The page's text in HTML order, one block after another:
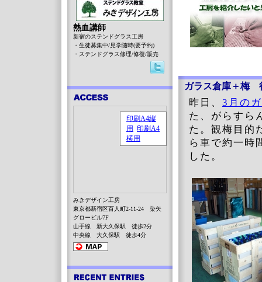
ガラス倉庫＋梅
昨日、 3月の
た、がらすら
た。観梅目的
ら車で約一時
した。
熱血講師
新宿のステンドグラス工房
・生徒募集中/見学随時(要予約)
・ステンドグラス修理/修復/販売
みきデザイン工房
東京都新宿区百人町2-11-24 染矢
グロービル7F
山手線 新大久保駅 徒歩2分
中央線 大久保駅 徒歩4分